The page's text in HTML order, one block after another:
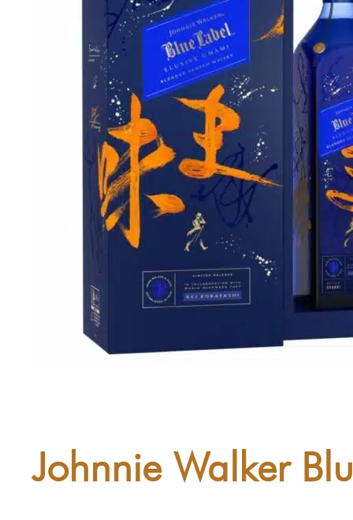
Johnnie Walker